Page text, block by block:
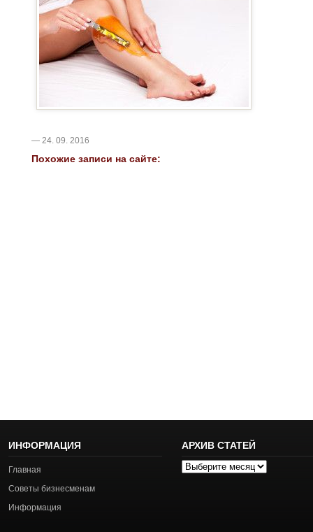
— 24. 09. 2016
Похожие записи на сайте:
ИНФОРМАЦИЯ
Главная
Советы бизнесменам
Информация
АРХИВ СТАТЕЙ
Архив